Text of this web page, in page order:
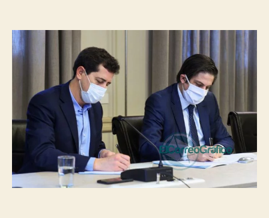
entrada
entrada
que